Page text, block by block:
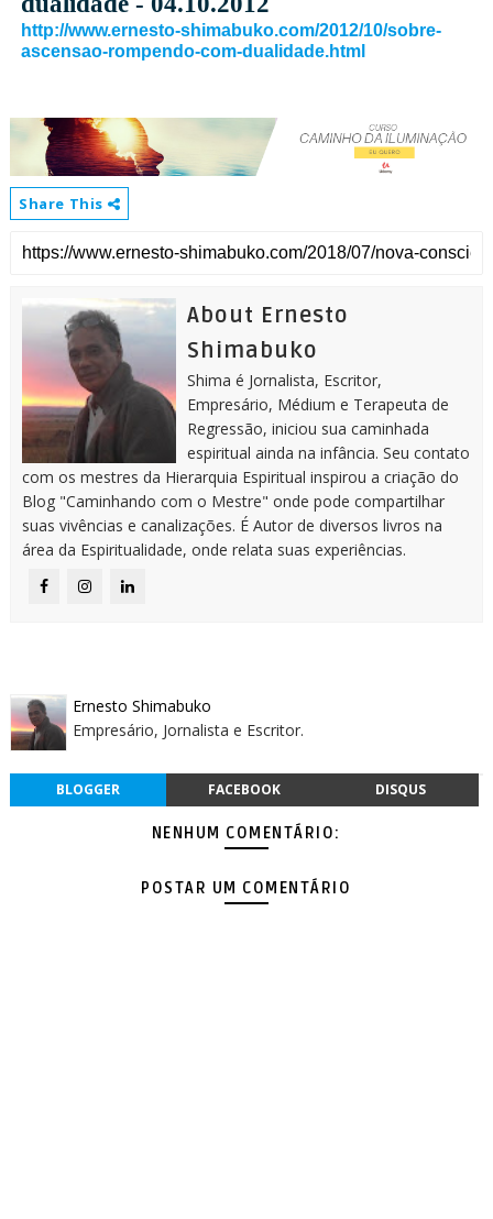
http://www.ernesto-shimabuko.com/2012/10/sobre-
ascensao-rompendo-com-dualidade.html
Share This
About Ernesto
Shimabuko
Shima é Jornalista, Escritor,
Empresário, Médium e Terapeuta de
Regressão, iniciou sua caminhada
espiritual ainda na infância. Seu contato
com os mestres da Hierarquia Espiritual inspirou a criação do
Blog "Caminhando com o Mestre" onde pode compartilhar
suas vivências e canalizações. É Autor de diversos livros na
área da Espiritualidade, onde relata suas experiências.
Ernesto Shimabuko
Empresário, Jornalista e Escritor.
BLOGGER FACEBOOK DISQUS
NENHUM COMENTÁRIO:
POSTAR UM COMENTÁRIO